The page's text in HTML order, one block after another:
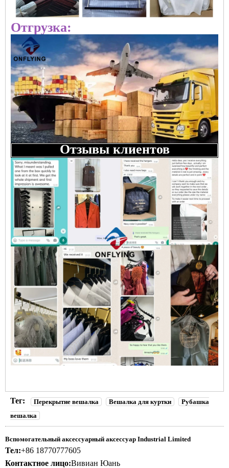
Отгрузка:
Отзывы клиентов
Тег: Перекрытие вешалка Вешалка для куртки
Рубашка
вешалка
Вспомогательный аксессуарный аксессуар Industrial Limited
Тел:+86 18770777605
Контактное лицо:Вивиан Юань